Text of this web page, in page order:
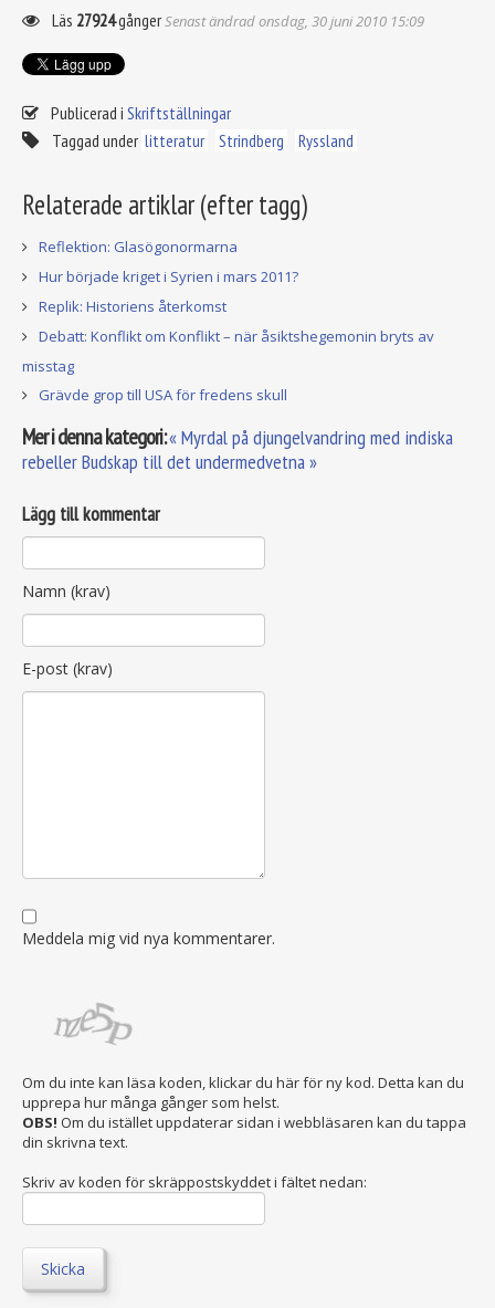
Läs 27924gångerSenast ändrad onsdag, 30 juni 2010 15:09
Publicerad i Skriftställningar
Taggad under litteratur Strindberg Ryssland
Relaterade artiklar (efter tagg)
Reflektion: Glasögonormarna
Hur började kriget i Syrien i mars 2011?
Replik: Historiens återkomst
Debatt: Konflikt om Konflikt – när åsiktshegemonin bryts av
misstag
Grävde grop till USA för fredens skull
Mer i denna kategori:« Myrdal på djungelvandring med indiska
rebellerBudskap till det undermedvetna »
Lägg till kommentar
Namn (krav)
E-post (krav)
Meddela mig vid nya kommentarer.
Om du inte kan läsa koden, klickar du här för ny kod. Detta kan du
upprepa hur många gånger som helst.
OBS! Om du istället uppdaterar sidan i webbläsaren kan du tappa
din skrivna text.
Skriv av koden för skräppostskyddet i fältet nedan:
Skicka